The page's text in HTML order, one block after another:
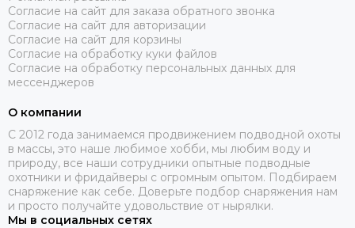
Интернет-магазин осуществляет доставку товаров для
подводной охоты по Москве, РФ и странам ближнего
зарубежья. Звоните по бесплатному номеру 8 800 333 22
91, мы всегда на связи и рады проконсультировать Вас и
помочь с выбором.
Согласие на сайт для заказа обратного звонка
Согласие на сайт для авторизации
Согласие на сайт для корзины
Согласие на обработку куки файлов
Согласие на обработку персональных данных для
мессенджеров
О компании
C 2012 года занимаемся продвижением подводной охоты
в массы, это наше любимое хобби, мы любим воду и
природу, все наши сотрудники опытные подводные
охотники и фридайверы с огромным опытом. Подбираем
снаряжение как себе. Доверьте подбор снаряжения нам
и просто получайте удовольствие от нырялки.
Мы в социальных сетях